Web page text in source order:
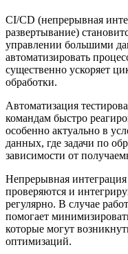
CI/CD (непрерывная
развертывание)
управлении большими
автоматизировать
существенно ускоряет
обработки.
Автоматизация
командам быстро
особенно актуально в
данных, где задачи по
зависимости от
Непрерывная интеграция
проверяются и
регулярно. В случае
помогает
которые могут
оптимизаций.